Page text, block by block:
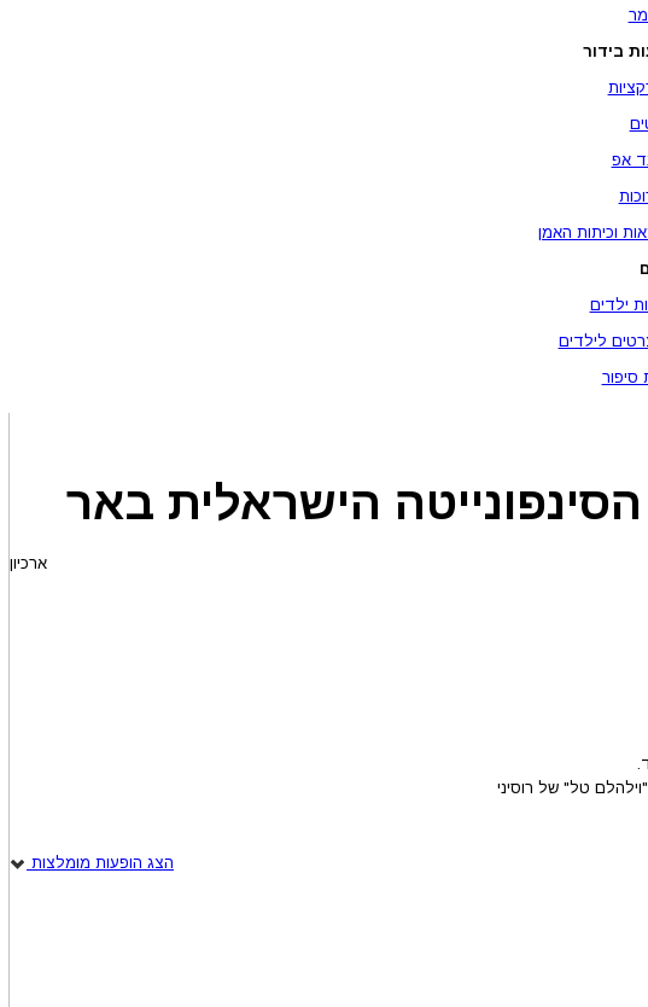
בידור
אפ
וכיתות האמן
ילדים
לילדים
סיפור
הישראלית באר
ארכיון
טל" של רוסיני
הצג הופעות מומלצות